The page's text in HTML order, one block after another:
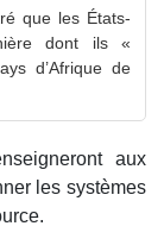
que les États-
dont ils «
d’Afrique de
aux
les systèmes